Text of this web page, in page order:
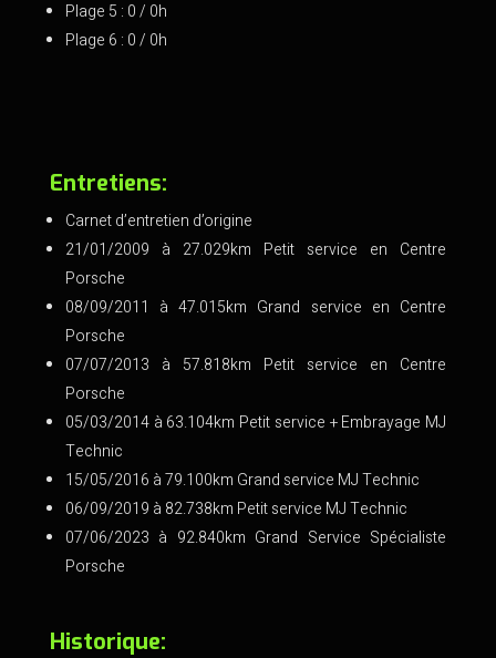
Plage 5 : 0 / 0h
Plage 6 : 0 / 0h
Entretiens:
Carnet d’entretien d’origine
21/01/2009 à 27.029km Petit service en Centre
Porsche
08/09/2011 à 47.015km Grand service en Centre
Porsche
07/07/2013 à 57.818km Petit service en Centre
Porsche
05/03/2014 à 63.104km Petit service + Embrayage MJ
Technic
15/05/2016 à 79.100km Grand service MJ Technic
06/09/2019 à 82.738km Petit service MJ Technic
07/06/2023 à 92.840km Grand Service Spécialiste
Porsche
Historique: